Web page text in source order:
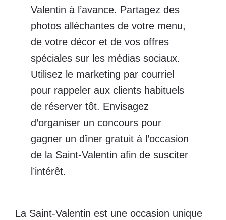
Valentin à l’avance. Partagez des
photos alléchantes de votre menu,
de votre décor et de vos offres
spéciales sur les médias sociaux.
Utilisez le marketing par courriel
pour rappeler aux clients habituels
de réserver tôt. Envisagez
d’organiser un concours pour
gagner un dîner gratuit à l’occasion
de la Saint-Valentin afin de susciter
l’intérêt.
La Saint-Valentin est une occasion unique